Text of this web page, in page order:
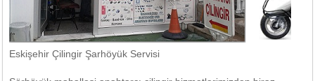
Eskişehir Çilingir Şarhöyük Servisi